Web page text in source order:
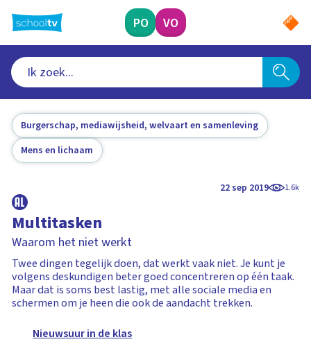
naar
hoofdinhoud
PO VO
Burgerschap, mediawijsheid, welvaart en samenleving
Mens en lichaam
22 sep 2019 1.6k
Multitasken
Waarom het niet werkt
Twee dingen tegelijk doen, dat werkt vaak niet. Je kunt je
volgens deskundigen beter goed concentreren op één taak.
Maar dat is soms best lastig, met alle sociale media en
schermen om je heen die ook de aandacht trekken.
Nieuwsuur in de klas